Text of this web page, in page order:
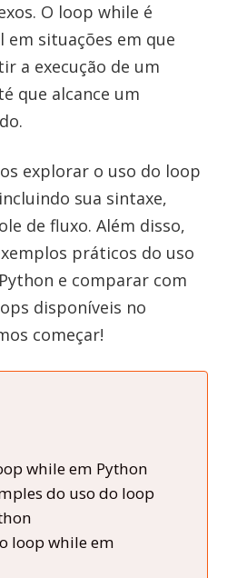
O loop while é
situações em que
a execução de um
que alcance um
explorar o uso do loop
sua sintaxe,
de fluxo. Além disso,
práticos do uso
e comparar com
disponíveis no
começar!
while em Python
do uso do loop
loop while em